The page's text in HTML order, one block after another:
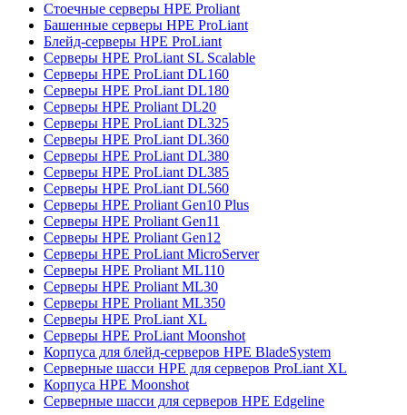
Стоечные серверы HPE Proliant
Башенные серверы HPE ProLiant
Блейд-серверы HPE ProLiant
Серверы HPE ProLiant SL Scalable
Серверы HPE ProLiant DL160
Серверы HPE ProLiant DL180
Серверы HPE Proliant DL20
Серверы HPE ProLiant DL325
Серверы HPE ProLiant DL360
Серверы HPE ProLiant DL380
Серверы HPE ProLiant DL385
Серверы HPE ProLiant DL560
Серверы HPE Proliant Gen10 Plus
Серверы HPE Proliant Gen11
Серверы HPE Proliant Gen12
Серверы HPE ProLiant MicroServer
Серверы HPE Proliant ML110
Серверы HPE Proliant ML30
Серверы HPE Proliant ML350
Серверы HPE ProLiant XL
Серверы HPE ProLiant Moonshot
Корпуса для блейд-серверов HPE BladeSystem
Серверные шасси HPE для серверов ProLiant XL
Корпуса HPE Moonshot
Серверные шасси для серверов HPE Edgeline